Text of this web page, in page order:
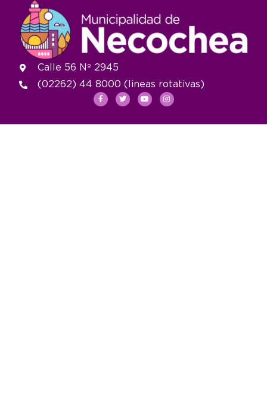
Calle 56 Nº 2945
(02262) 44 8000 (lineas rotativas)